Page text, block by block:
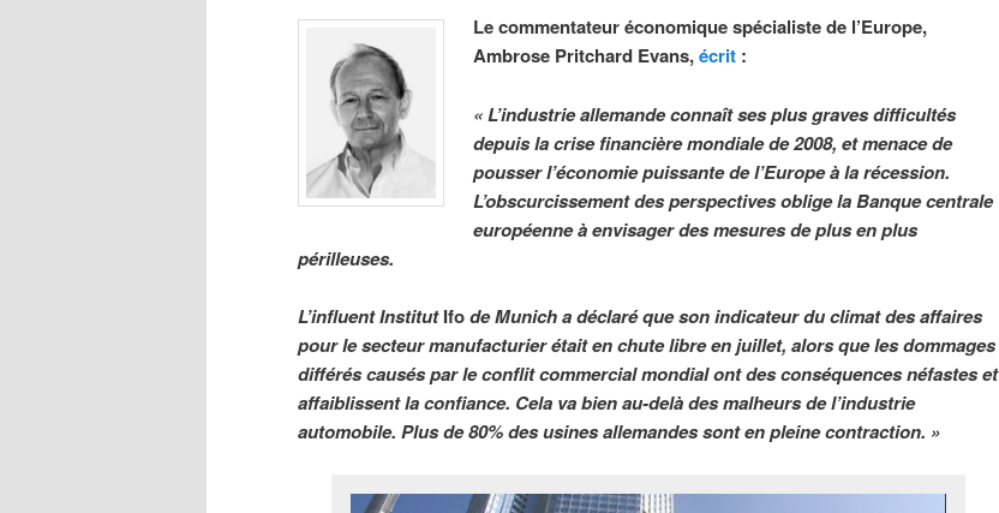
Le commentateur économique spécialiste de l’Europe,
Ambrose Pritchard Evans,écrit :
« L’industrie allemande connaît ses plus graves difficultés
depuis la crise financière mondiale de 2008, et menace de
pousser l’économie puissante de l’Europe à la récession.
L’obscurcissement des perspectives oblige la Banque centrale
européenne à envisager des mesures de plus en plus
périlleuses.
L’influent InstitutIfode Munich a déclaré que son indicateur du climat des affaires
pour le secteur manufacturier était en chute libre en juillet, alors que les dommages
différés causés par le conflit commercial mondial ont des conséquences néfastes et
affaiblissent la confiance. Cela va bien au-delà des malheurs de l’industrie
automobile. Plus de 80% des usines allemandes sont en pleine contraction. »